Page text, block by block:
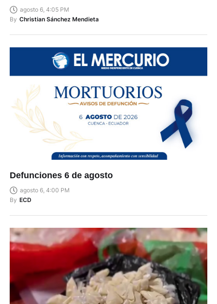
agosto 6, 4:05 PM
By Christian Sánchez Mendieta
Defunciones 6 de agosto
agosto 6, 4:00 PM
By ECD